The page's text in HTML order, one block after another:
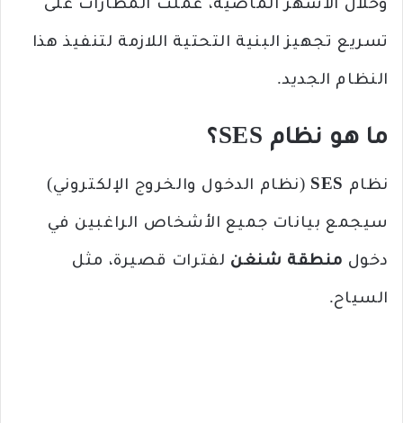
وخلال الأشهر الماضية، عملت المطارات على
تسريع تجهيز البنية التحتية اللازمة لتنفيذ هذا
النظام الجديد.
ما هو نظام SES؟
نظام SES (نظام الدخول والخروج الإلكتروني)
سيجمع بيانات جميع الأشخاص الراغبين في
دخول منطقة شنغن لفترات قصيرة، مثل
السياح.